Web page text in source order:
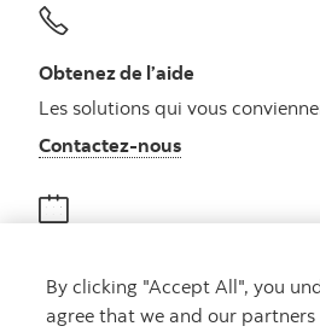
Obtenez de l’aide
Les solutions qui vous
Contactez-nousAutres
Rencontrez un conseiller
By clicking "Accept All", you
agree that we and our partners